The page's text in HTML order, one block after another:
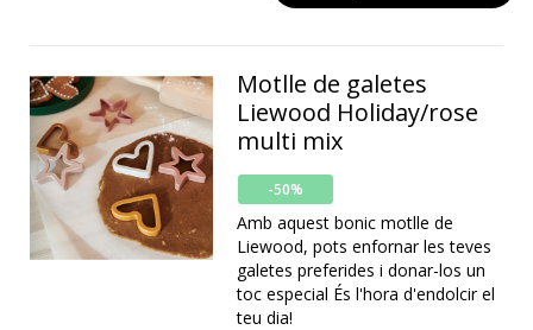
Motlle de galetes
Liewood Holiday/rose
multi mix
-50%
Amb aquest bonic motlle de
Liewood, pots enfornar les teves
galetes preferides i donar-los un
toc especial És l'hora d'endolcir el
teu dia!